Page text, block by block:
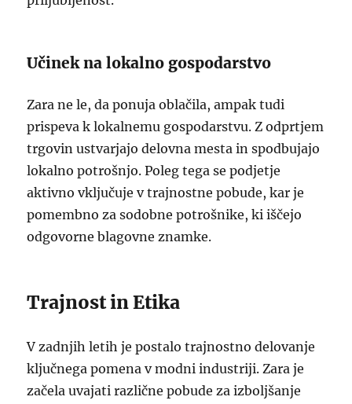
Učinek na lokalno gospodarstvo
Zara ne le, da ponuja oblačila, ampak tudi
prispeva k lokalnemu gospodarstvu. Z odprtjem
trgovin ustvarjajo delovna mesta in spodbujajo
lokalno potrošnjo. Poleg tega se podjetje
aktivno vključuje v trajnostne pobude, kar je
pomembno za sodobne potrošnike, ki iščejo
odgovorne blagovne znamke.
Trajnost in Etika
V zadnjih letih je postalo trajnostno delovanje
ključnega pomena v modni industriji. Zara je
začela uvajati različne pobude za izboljšanje